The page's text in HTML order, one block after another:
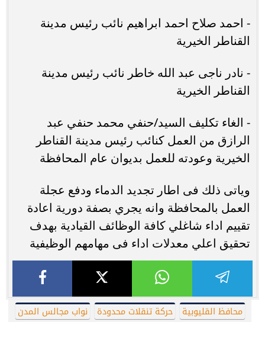
- احمد صلاح احمد ابراهيم نائب رئيس مدينة
القناطر الخيرية
- نادر ناجى عبد الله خاطر نائب رئيس مدينة
القناطر الخيرية
- الغاء تكليف السيد/حنفي محمد حنفي عبد
الرازق من العمل كنائب رئيس مدينة القناطر
الخيرية وعودته للعمل بديوان عام المحافظة
وياتى ذلك فى اطار تجديد الدماء ودفع عجلة
العمل بالمحافظة وانه يجري بصفة دورية اعادة
تقييم اداء شاغلي كافة الوظائف القيادية بهدف
تحقيق اعلي معدلات اداء فى مهامهم الوظيفية
محافظ القليوبية حركة تنقلات محدودة نواب مجالس المدن